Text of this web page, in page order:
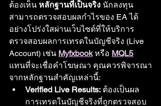
ต้องเห็น หลักฐานที่เป็นจริง นักลงทุน
สามารถตรวจสอบผลกำไรของ EA ได้
อย่างโปร่งใสผ่านเว็บไซต์ที่ให้บริการ
ตรวจสอบผลการเทรดในบัญชีจริง (Live
Account) เช่น Myfxbook หรือ MQL5
แทนที่จะเชื่อคำโฆษณา คุณควรพิจารณา
จากหลักฐานสำคัญเหล่านี้:
Verified Live Results: ต้องเป็นผล
การเทรดในบัญชีจริงที่ถูกตรวจสอบ